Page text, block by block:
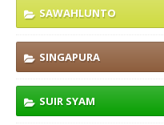
SAWAHLUNTO
SINGAPURA
SUIR SYAM